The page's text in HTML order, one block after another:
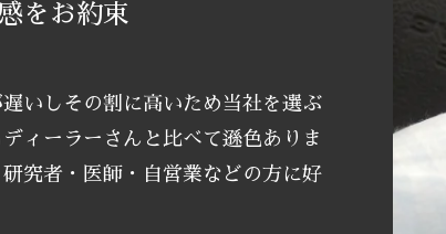
をお約束
いしその割に高いため当社を選ぶ
ィーラーさんと比べて遜色ありま
究者・医師・自営業などの方に好